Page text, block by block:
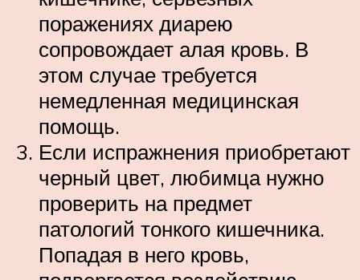
поражениях диарею
сопровождает алая кровь. В
этом случае требуется
немедленная медицинская
помощь.
Если испражнения приобретают
черный цвет, любимца нужно
проверить на предмет
патологий тонкого кишечника.
Попадая в него кровь,